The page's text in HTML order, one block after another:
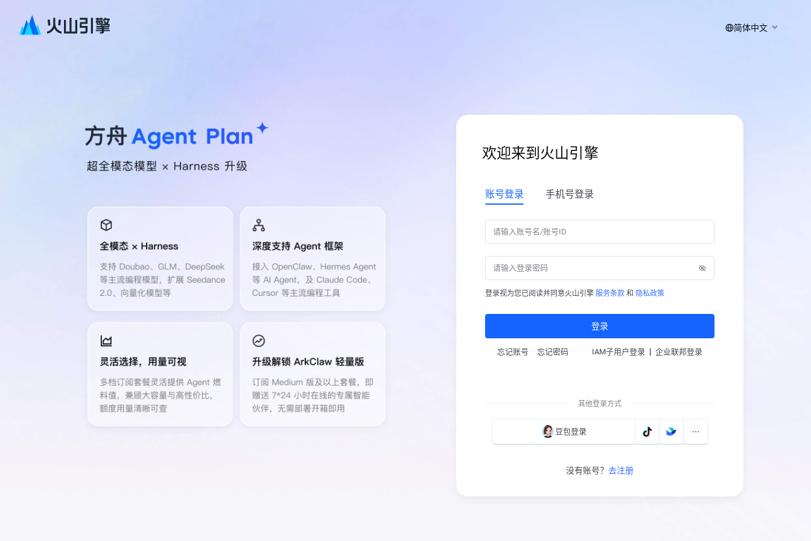
简体中文
欢迎来到火山引擎
账号登录 手机号登录
登录视为您已阅读并同意火山引擎 服务条款 和 隐私政策
登录
忘记账号 忘记密码 IAM子用户登录 | 企业联邦登录
其他登录方式
豆包登录
没有账号？ 去注册